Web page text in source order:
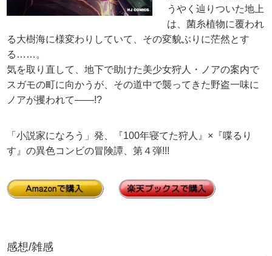
うやく辿りついた地上
は、菌糸植物に覆われ
る大樹海に様変わりしていて、その変貌ぶりに茫然とす
る……。
気を取り直して、地下で助けた美少女狩人・ノアの案内で
スガモの町に向かうが、その道中で襲ってきた野盗一味に
ノアが攫われて――!?
「小説家になろう」発、『100年寝てた狩人』×『喋るり
す』の異色コンビの冒険譚、第４弾!!!
感想/雑感